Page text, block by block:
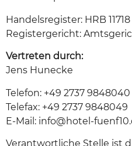
Handelsregister: HRB 11718
Registergericht:
Vertreten durch:
Jens Hunecke
Telefon: +49 2737 9848040
Telefax: +49 2737 9848049
E-Mail: info@hotel-
Verantwortliche Stelle ist